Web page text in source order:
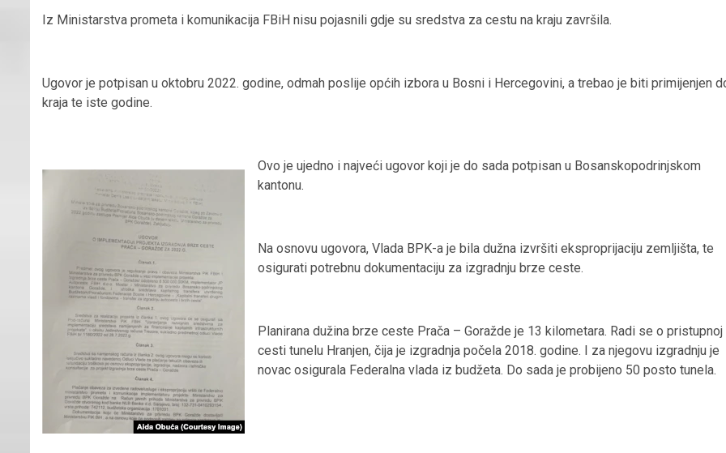
Iz Ministarstva prometa i komunikacija FBiH nisu pojasnili gdje su sredstva za cestu na kraju završila.
Ugovor je potpisan u oktobru 2022. godine, odmah poslije općih izbora u Bosni i Hercegovini, a trebao je biti primijenjen
kraja te iste godine.
Ovo je ujedno i najveći ugovor koji je do sada potpisan u Bosanskopodrinjskom
kantonu.
Na osnovu ugovora, Vlada BPK-a je bila dužna izvršiti eksproprijaciju zemljišta, te
osigurati potrebnu dokumentaciju za izgradnju brze ceste.
Planirana dužina brze ceste Prača – Goražde je 13 kilometara. Radi se o pristupnoj
cesti tunelu Hranjen, čija je izgradnja počela 2018. godine. I za njegovu izgradnju je
novac osigurala Federalna vlada iz budžeta. Do sada je probijeno 50 posto tunela.